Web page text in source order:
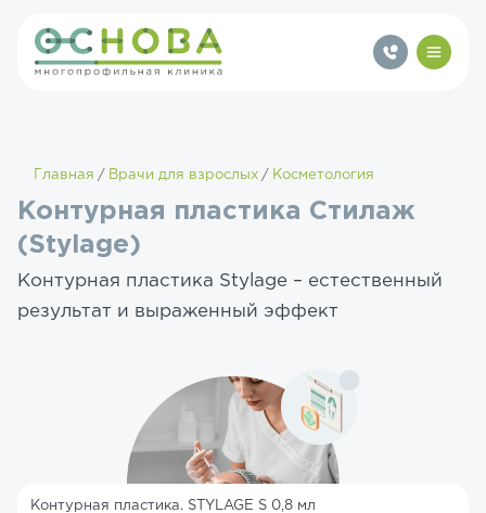
Главная Врачи для взрослых Косметология
Контурная пластика Стилаж
(Stylage)
Контурная пластика Stylage – естественный
результат и выраженный эффект
Контурная пластика. STYLAGE S 0,8 мл